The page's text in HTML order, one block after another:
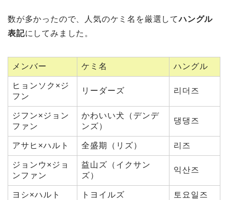
数が多かったので、人気のケミ名を厳選してハングル
表記にしてみました。
メンバー ケミ名 ハングル
ヒョンソク×ジ
フン
リーダーズ 리더즈
ジフン×ジョン
ファン
かわいい犬（デンデ
ンズ）
댕댕즈
アサヒ×ハルト 全盛期（リズ） 리즈
ジョンウ×ジョ
ンファン
益山ズ（イクサン
ズ）
익산즈
ヨシ×ハルト トヨイルズ 토요일즈